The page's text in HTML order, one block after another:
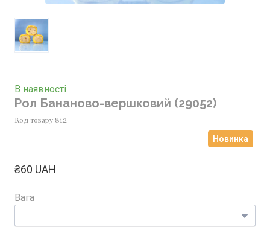
В наявності
Рол Бананово-вершковий (29052)
Код товару 812
Новинка
₴60 UAH
Вага